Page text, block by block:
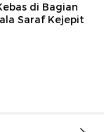
di Bagian
Saraf Kejepit